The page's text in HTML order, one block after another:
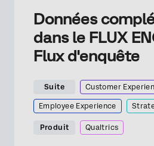
Données
dans le FLUX
Flux d'enquête
Suite Customer
Employee Experience
Produit Qualtrics